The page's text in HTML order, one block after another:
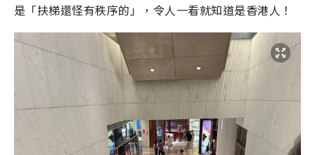
是「扶梯還怪有秩序的」，令人一看就知道是香港人！